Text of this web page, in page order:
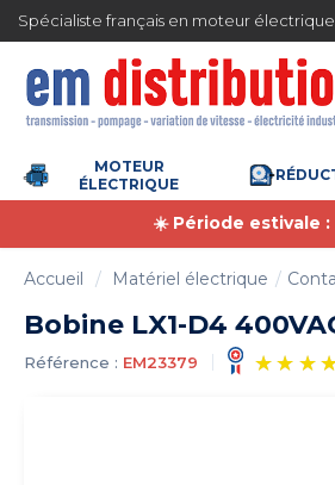
sécurisé
MOTEUR
ÉLECTRIQUE
☀️ Période estivale
Accueil Matériel électrique
Bobine LX1-D4
Référence : EM23379
Gestion des cookies